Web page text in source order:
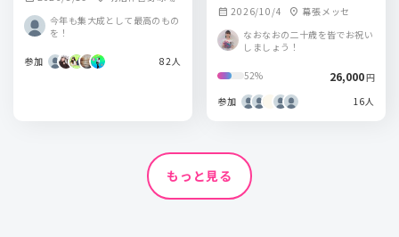
今年も集大成として最高のもの
を！
参加 82人
う！
calendar_month 2026/10/4 location_on 幕張メッセ
なおなおの二十歳を皆でお祝い
しましょう！
52% 26,000円
参加
16人
もっと見る